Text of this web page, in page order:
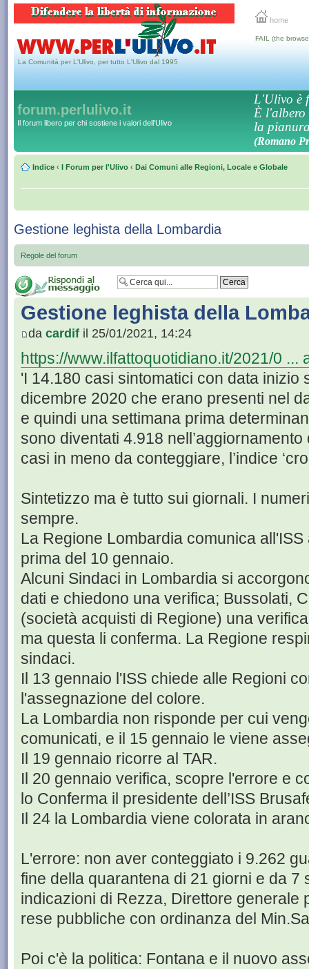
home
La Comunità per L'Ulivo, per tutto L'Ulivo dal 1995
FAIL (the
forum.perlulivo.it
Il forum libero per chi sostiene i valori dell'Ulivo
L'Ulivo è
È l'albero
la
(Romano
Indice ‹ I Forum per l'Ulivo ‹ Dai Comuni alle Regioni, Locale e Globale
Gestione leghista della Lombardia
Regole del forum
Gestione leghista della
da cardif il 25/01/2021, 14:24
https://www.ilfattoquotidiano.it/2021/0 ...
'I 14.180 casi sintomatici con data inizio
dicembre 2020 che erano presenti nel
e quindi una settimana prima
sono diventati 4.918
casi in meno da conteggiare, l’indice
Sintetizzo ma è tutto sui giornali. I
sempre.
La Regione Lombardia comunica
prima del 10 gennaio.
Alcuni Sindaci in Lombardia si
dati e chiedono una verifica; Bussolati,
(società acquisti di Regione) una
ma questa li conferma. La Regione
sindaci.
Il 13 gennaio l'ISS chiede alle Regioni
l'assegnazione del colore.
La Lombardia non risponde per cui
comunicati, e il 15 gennaio le viene
Il 19 gennaio ricorre al TAR.
Il 20 gennaio verifica, scopre l'errore e
lo Conferma il presidente dell’ISS
Il 24 la Lombardia viene colorata in
L'errore: non aver conteggiato i 9.262
fine della quarantena di 21 giorni e da 7
indicazioni di Rezza, Direttore generale
rese pubbliche con ordinanza del
Poi c'è la politica: Fontana e il nuovo